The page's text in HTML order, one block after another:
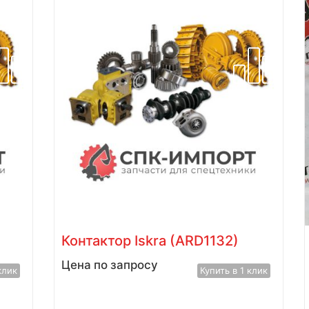
Контактор Iskra (ARD1132)
Цена по запросу Купить в 1 клик